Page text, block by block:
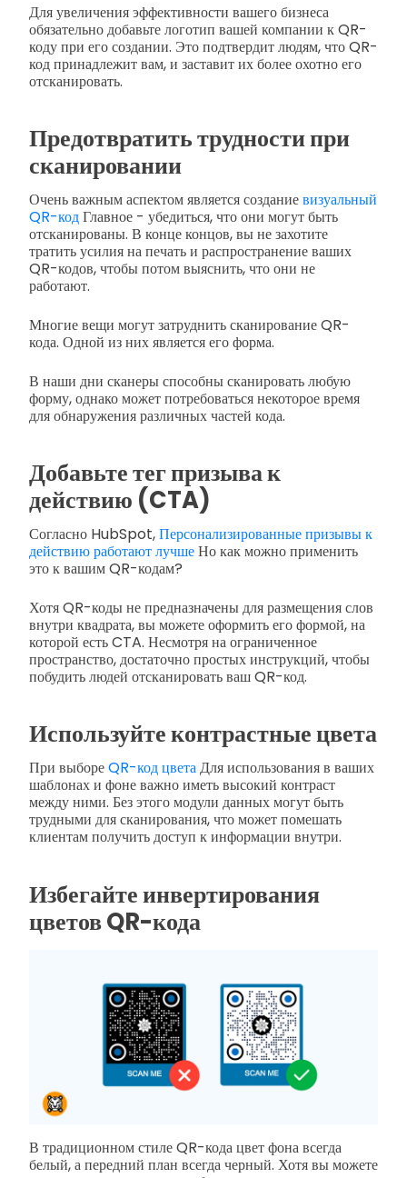
Для увеличения эффективности вашего бизнеса
обязательно добавьте логотип вашей компании к QR-
коду при его создании. Это подтвердит людям, что QR-
код принадлежит вам, и заставит их более охотно его
отсканировать.
Предотвратить трудности при
сканировании
Очень важным аспектом является созданиевизуальный
QR-кодГлавное - убедиться, что они могут быть
отсканированы. В конце концов, вы не захотите
тратить усилия на печать и распространение ваших
QR-кодов, чтобы потом выяснить, что они не
работают.
Многие вещи могут затруднить сканирование QR-
кода. Одной из них является его форма.
В наши дни сканеры способны сканировать любую
форму, однако может потребоваться некоторое время
для обнаружения различных частей кода.
Добавьте тег призыва к
действию (CTA)
Согласно HubSpot,Персонализированные призывы к
действию работают лучшеНо как можно применить
это к вашим QR-кодам?
Хотя QR-коды не предназначены для размещения слов
внутри квадрата, вы можете оформить его формой, на
которой есть CTA. Несмотря на ограниченное
пространство, достаточно простых инструкций, чтобы
побудить людей отсканировать ваш QR-код.
Используйте контрастные цвета
При выбореQR-код цветаДля использования в ваших
шаблонах и фоне важно иметь высокий контраст
между ними. Без этого модули данных могут быть
трудными для сканирования, что может помешать
клиентам получить доступ к информации внутри.
Избегайте инвертирования
цветов QR-кода
В традиционном стиле QR-кода цвет фона всегда
белый, а передний план всегда черный. Хотя вы можете